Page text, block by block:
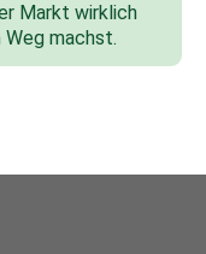
Markt wirklich
machst.